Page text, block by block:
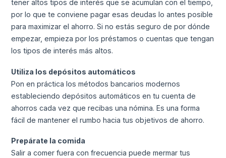
tener altos tipos de interés que se acumulan con el tiempo,
por lo que te conviene pagar esas deudas lo antes posible
para maximizar el ahorro. Si no estás seguro de por dónde
empezar, empieza por los préstamos o cuentas que tengan
los tipos de interés más altos.
Utiliza los depósitos automáticos
Pon en práctica los métodos bancarios modernos
estableciendo depósitos automáticos en tu cuenta de
ahorros cada vez que recibas una nómina. Es una forma
fácil de mantener el rumbo hacia tus objetivos de ahorro.
Prepárate la comida
Salir a comer fuera con frecuencia puede mermar tus